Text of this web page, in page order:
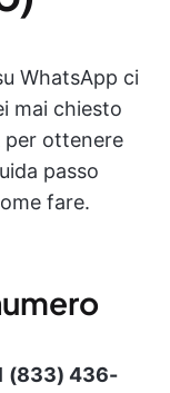
WhatsApp ci
mai chiesto
per ottenere
passo
fare.
(833) 436-